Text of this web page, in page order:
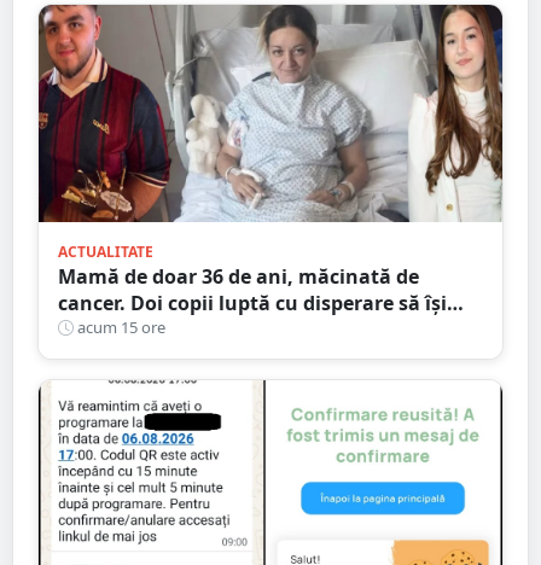
ACTUALITATE
Mamă de doar 36 de ani, măcinată de
cancer. Doi copii luptă cu disperare să își
salveze mama: „Nu o lăsați să se stingă”
acum 15 ore